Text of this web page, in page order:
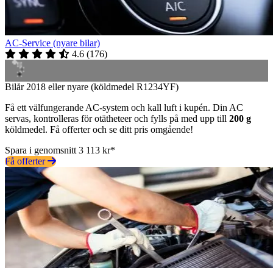
AC-Service (nyare bilar)
4.6 (176)
Bilår 2018 eller nyare (köldmedel R1234YF)
Få ett välfungerande AC-system och kall luft i kupén. Din AC
servas, kontrolleras för otätheteer och fylls på med upp till 200 g
köldmedel. Få offerter och se ditt pris omgående!
Spara i genomsnitt 3 113 kr*
Få offerter